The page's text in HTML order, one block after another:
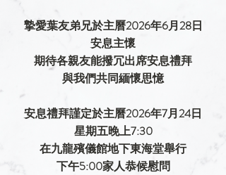
摯愛葉友弟兄於主曆2026年6月28日
安息主懷
期待各親友能撥冗出席安息禮拜
與我們共同緬懷思憶
安息禮拜謹定於主曆2026年7月24日
星期五晚上7:30
在九龍殯儀館地下東海堂舉行
下午5:00家人恭候慰問